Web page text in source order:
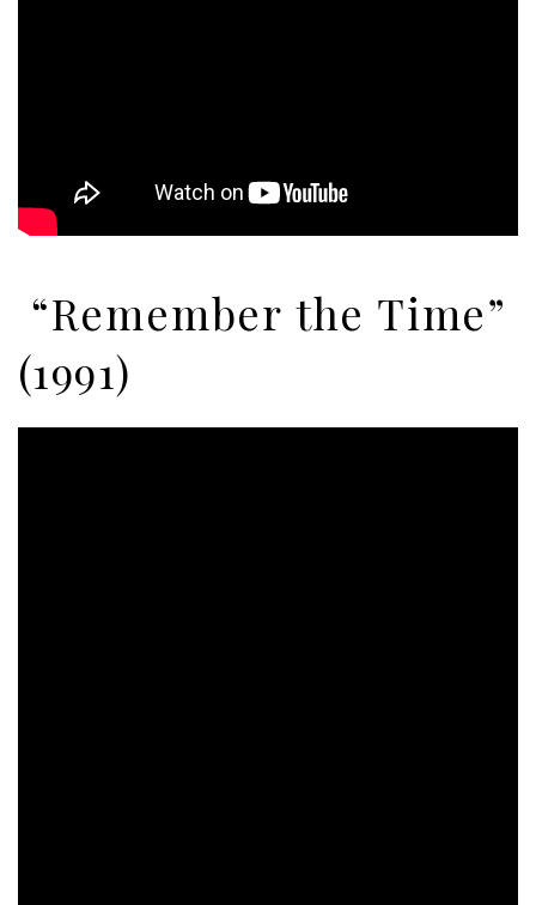
“Remember the Time”
(1991)